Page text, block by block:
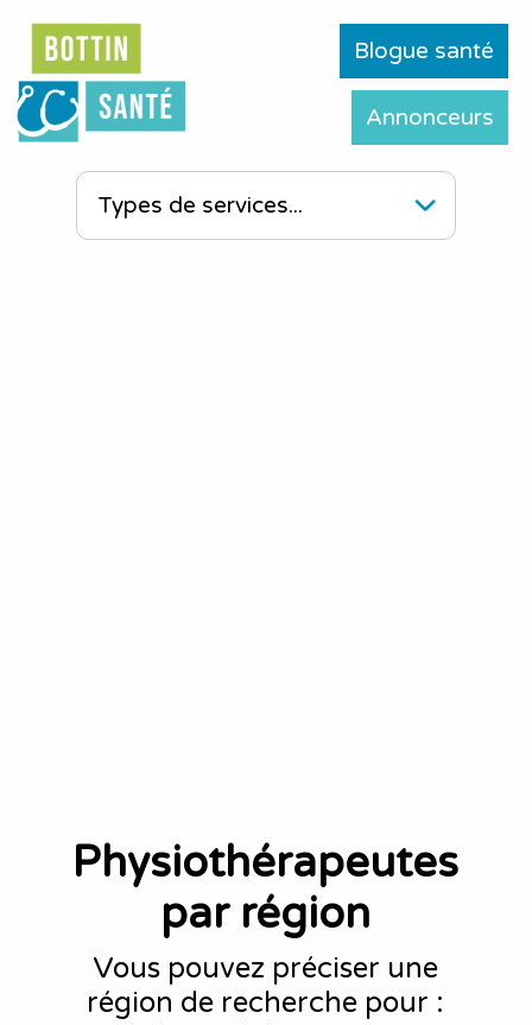
Blogue santé
Annonceurs
Physiothérapeutes
par région
Vous pouvez préciser une
région de recherche pour :